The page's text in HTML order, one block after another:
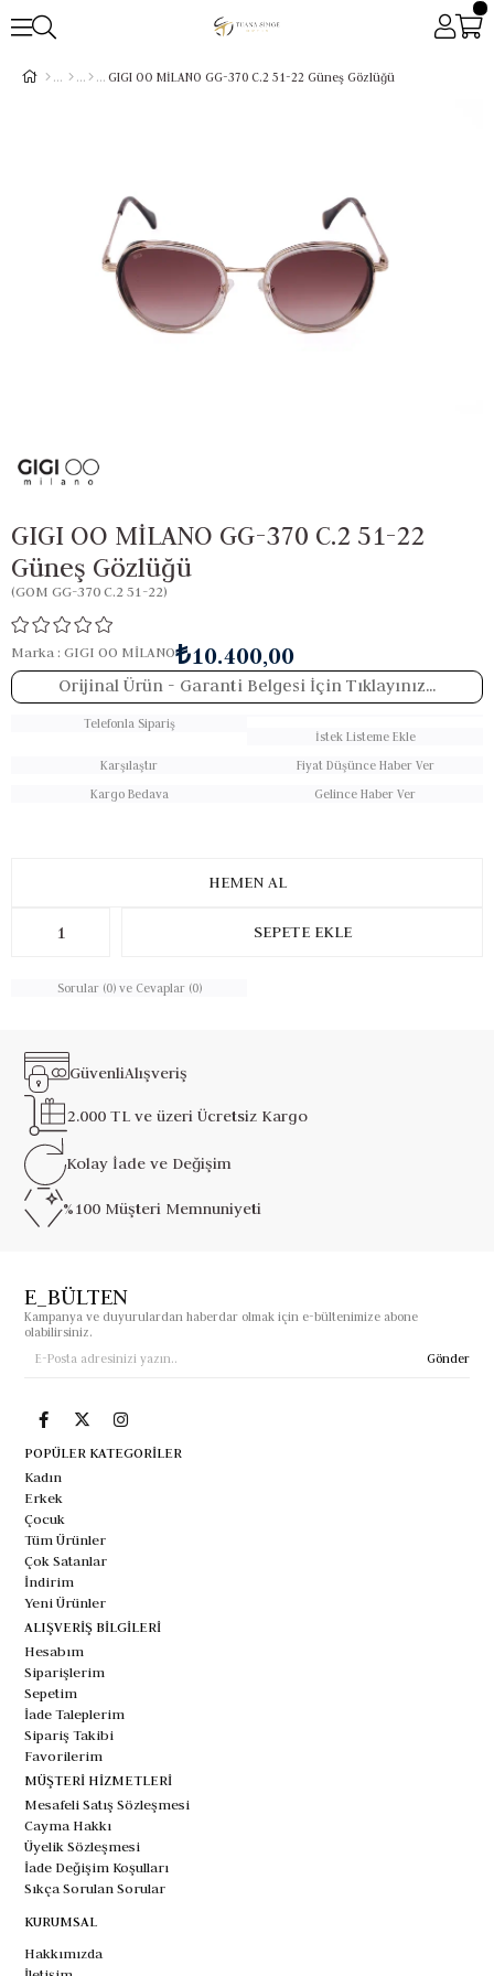
GIGI OO MİLANO GG-370 C.2 51-22 Güneş Gözlüğü
GIGI OO MİLANO GG-370 C.2 51-22
Güneş Gözlüğü
(GOM GG-370 C.2 51-22)
Marka : GIGI OO MİLANO₺10.400,00
Orijinal Ürün - Garanti Belgesi İçin Tıklayınız...
Telefonla Sipariş
İstek Listeme Ekle
Karşılaştır
Fiyat Düşünce Haber Ver
Kargo Bedava
Gelince Haber Ver
Sorular (0) ve Cevaplar (0)
GüvenliAlışveriş
2.000 TL ve üzeriÜcretsiz Kargo
Kolay İade ve Değişim
%100 Müşteri Memnuniyeti
E_BÜLTEN
Kampanya ve duyurulardan haberdar olmak için e-bültenimize abone
olabilirsiniz.
Gönder
POPÜLER KATEGORİLER
Kadın
Erkek
Çocuk
Tüm Ürünler
Çok Satanlar
İndirim
Yeni Ürünler
ALIŞVERİŞ BİLGİLERİ
Hesabım
Siparişlerim
Sepetim
İade Taleplerim
Sipariş Takibi
Favorilerim
MÜŞTERİ HİZMETLERİ
Mesafeli Satış Sözleşmesi
Cayma Hakkı
Üyelik Sözleşmesi
İade Değişim Koşulları
Sıkça Sorulan Sorular
KURUMSAL
Hakkımızda